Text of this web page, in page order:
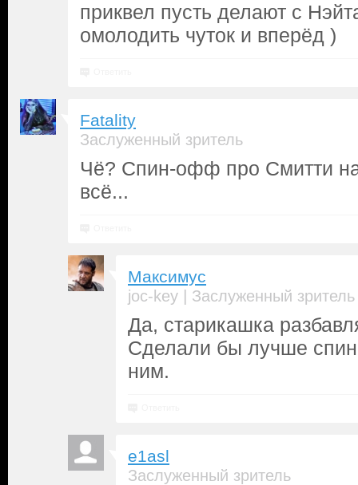
приквел пусть делают с
омолодить чуток и вперёд )
Fatality
Заслуженный зритель
Чё? Спин-офф про Смитти
всё...
Максимус
joc-key | Заслуженный зритель
Да, старикашка
Сделали бы лучше
ним.
e1asl
Заслуженный зритель